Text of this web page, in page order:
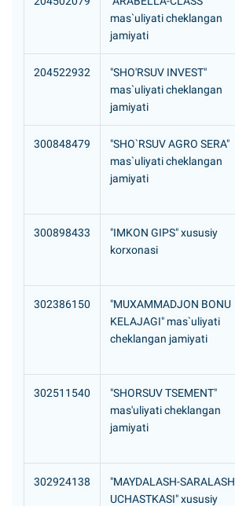
mas`uliyati cheklangan
jamiyati
204522932
"SHO'RSUV INVEST"
mas`uliyati cheklangan
jamiyati
300848479
"SHO`RSUV AGRO SERA"
mas`uliyati cheklangan
jamiyati
300898433
"IMKON GIPS" xususiy
korxonasi
302386150
"MUXAMMADJON BONU
KELAJAGI" mas`uliyati
cheklangan jamiyati
302511540
"SHORSUV TSEMENT"
mas'uliyati cheklangan
jamiyati
302924138
"MAYDALASH-SARALASH
UCHASTKASI" xususiy